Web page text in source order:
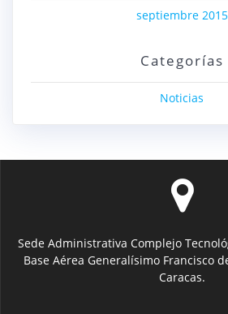
septiembre 2015
Categorías
Noticias
Sede Administrativa Complejo
Base Aérea Generalísimo Francisco
Caracas.